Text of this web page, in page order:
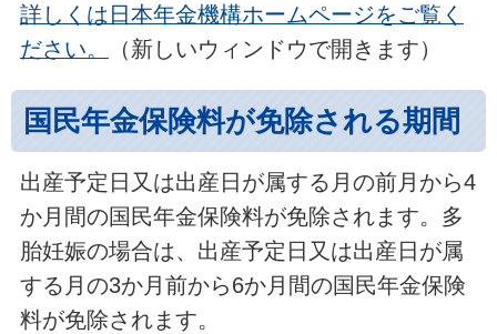
詳しくは日本年金機構ホームページをご覧く
ださい。
（新しいウィンドウで開きます）
国民年金保険料が免除される期間
出産予定日又は出産日が属する月の前月から4
か月間の国民年金保険料が免除されます。多
胎妊娠の場合は、出産予定日又は出産日が属
する月の3か月前から6か月間の国民年金保険
料が免除されます。